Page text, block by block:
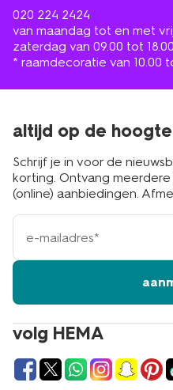
020 224 2424
van maandag tot en met
zaterdag van 09.00 tot
* raamdecoratie van 10.00
volg HEMA
altijd op de
Schrijf je in voor de
korting. Ontvang
(online) aanbiedingen.
e-
mailadres